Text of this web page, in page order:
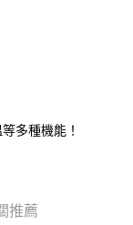
卡公司
無須另外申請。
過，訂單將自動取
多種機能！
推薦